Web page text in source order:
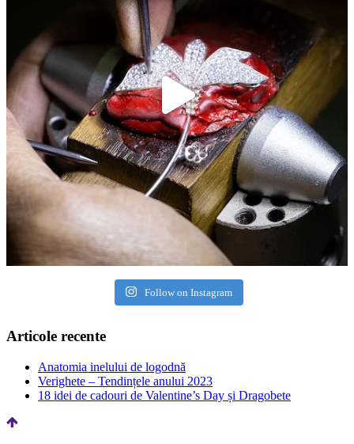
Follow on Instagram
Articole recente
Anatomia inelului de logodnă
Verighete – Tendințele anului 2023
18 idei de cadouri de Valentine’s Day și Dragobete